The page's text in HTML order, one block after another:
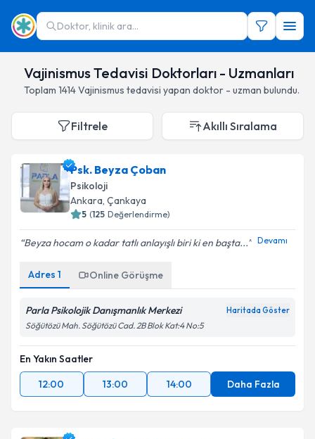
Doktor, klinik ara...
Vajinismus Tedavisi Doktorları - Uzmanları
Toplam 1414Vajinismus tedavisi yapan doktor - uzman bulundu.
Filtrele Akıllı Sıralama
Psk. Beyza Çoban
Psikoloji
Ankara, Çankaya
5 (125 Değerlendirme)
Beyza hocam o kadar tatlı anlayışlı biri ki en başta... Devamı
Adres 1 Online Görüşme
Parla Psikolojik Danışmanlık Merkezi Haritada Göster
Söğütözü Mah. Söğütözü Cad. 2B Blok Kat:4 No:5
En Yakın Saatler
12:00
13:00 14:00 Daha Fazla